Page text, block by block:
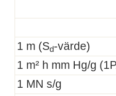
1 m (Sd-värde)
1 m² h mm Hg/g
1 MN s/g